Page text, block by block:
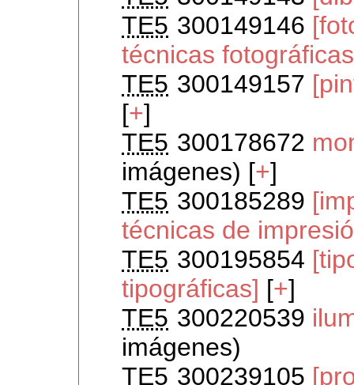
TE5 300149146
técnicas
TE5 300149157
[+]
TE5 300178672
imágenes) [+]
TE5 300185289
técnicas de
TE5 300195854
tipográficas] [+]
TE5 300220539
imágenes)
TE5 300239105